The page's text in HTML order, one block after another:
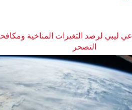
ليبي لرصد التغيرات المناخية
التصحر